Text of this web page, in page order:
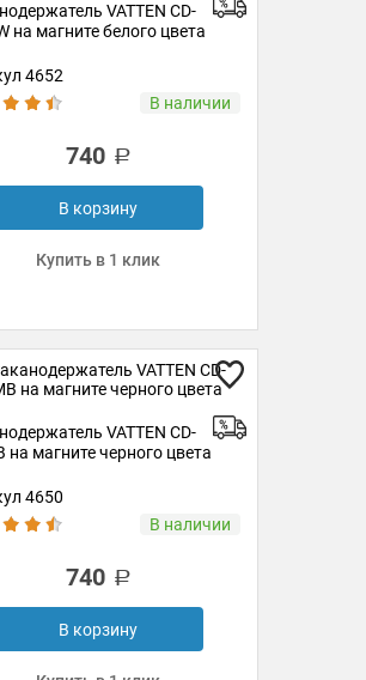
VATTEN CD-
на магните белого цвета
4652
В наличии
740
В корзину
Купить в 1 клик
VATTEN CD-
на магните черного цвета
4650
В наличии
740
В корзину